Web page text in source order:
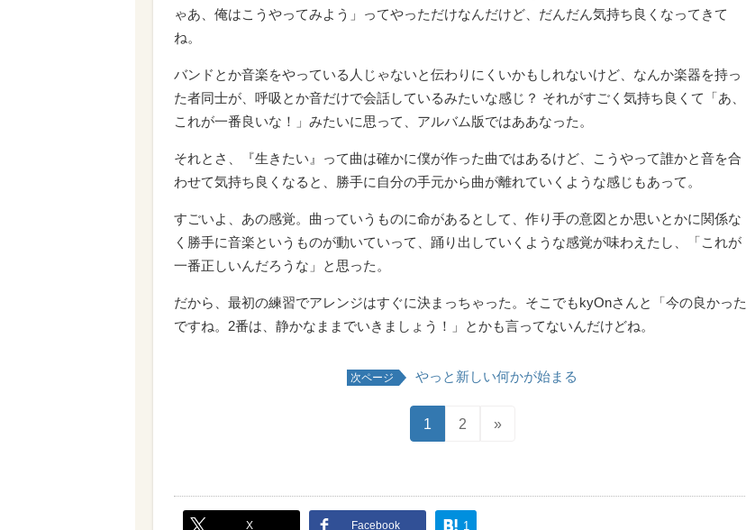
ゃあ、俺はこうやってみよう」ってやっただけなんだけど、だんだん気持ち良くなってきて
ね。
バンドとか音楽をやっている人じゃないと伝わりにくいかもしれないけど、なんか楽器を持っ
た者同士が、呼吸とか音だけで会話しているみたいな感じ？ それがすごく気持ち良くて「あ、
これが一番良いな！」みたいに思って、アルバム版ではああなった。
それとさ、『生きたい』って曲は確かに僕が作った曲ではあるけど、こうやって誰かと音を合
わせて気持ち良くなると、勝手に自分の手元から曲が離れていくような感じもあって。
すごいよ、あの感覚。曲っていうものに命があるとして、作り手の意図とか思いとかに関係な
く勝手に音楽というものが動いていって、踊り出していくような感覚が味わえたし、「これが
一番正しいんだろうな」と思った。
だから、最初の練習でアレンジはすぐに決まっちゃった。そこでもkyOnさんと「今の良かった
ですね。2番は、静かなままでいきましょう！」とかも言ってないんだけどね。
次ページ やっと新しい何かが始まる
1 2 »
X Facebook 1